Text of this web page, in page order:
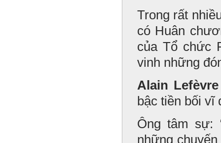
Trong rất
có Huân
của Tổ chức
vinh những
Alain Lefèvre
bậc tiền bối vĩ
Ông tâm sự:
những